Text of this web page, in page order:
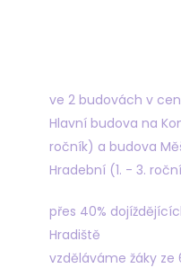
ve 2 budovách v
Hlavní budova na
ročník) a budova
Hradební (1. - 3.
přes 40%
Hradiště
vzděláváme žáky ze